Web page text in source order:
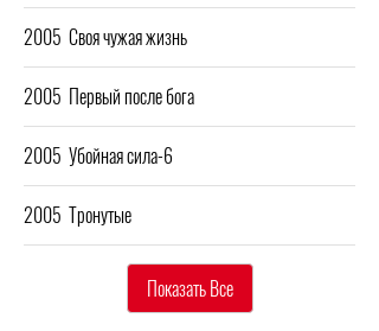
2005 Своя чужая жизнь
2005 Первый после бога
2005 Убойная сила-6
2005 Тронутые
Показать Все